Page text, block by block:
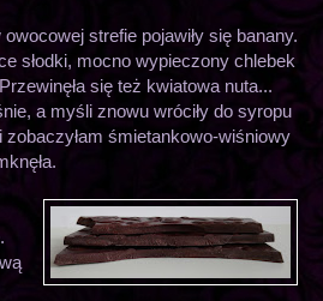
strefie pojawiły się banany.
słodki, mocno wypieczony chlebek
się też kwiatowa nuta...
a myśli znowu wróciły do syropu
śmietankowo-wiśniowy